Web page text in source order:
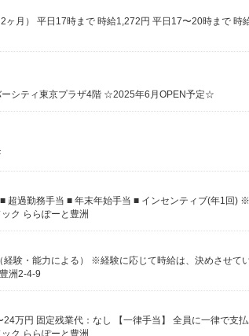
シティ東京プラザ4階 ☆2025年6月OPEN予定☆
ク ららぽーと豊洲
洲2-4-9
ク ららぽーと豊洲